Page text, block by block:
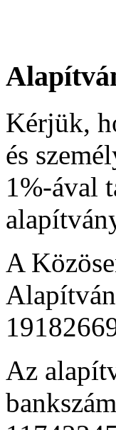
Kérjük,
és
1%-ával
A
Az